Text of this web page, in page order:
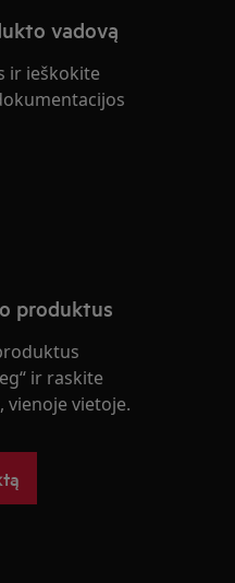
vadovą
ir ieškokite
produktus
ir raskite
vienoje vietoje.